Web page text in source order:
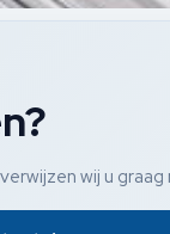
wij u